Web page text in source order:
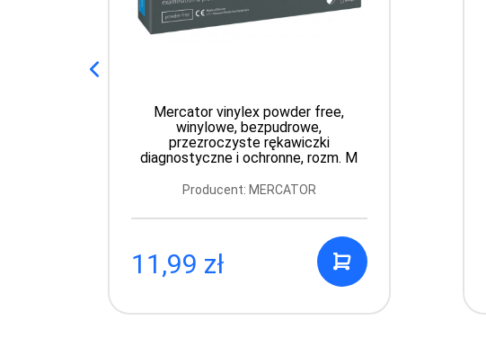
Mercator vinylex powder free,
winylowe, bezpudrowe,
przezroczyste rękawiczki
diagnostyczne i ochronne, rozm. M
Producent: MERCATOR
11,99 zł